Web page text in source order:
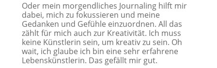
Oder mein morgendliches Journaling hilft mir
dabei, mich zu fokussieren und meine
Gedanken und Gefühle einzuordnen. All das
zählt für mich auch zur Kreativität. Ich muss
keine Künstlerin sein, um kreativ zu sein. Oh
wait, ich glaube ich bin eine sehr erfahrene
Lebenskünstlerin. Das gefällt mir gut.